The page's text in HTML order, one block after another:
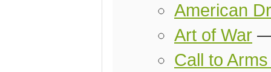
American
Art of War
Call to